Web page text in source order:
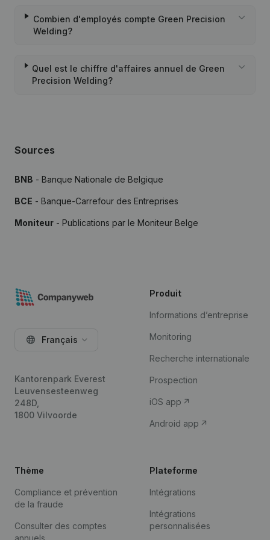
Combien d'employés compte Green Precision
Welding?
Quel est le chiffre d'affaires annuel de Green
Precision Welding?
Sources
BNB - Banque Nationale de Belgique
BCE - Banque-Carrefour des Entreprises
Moniteur - Publications par le Moniteur Belge
Français
Kantorenpark Everest
Leuvensesteenweg
248D,
1800 Vilvoorde
Produit
Informations d’entreprise
Monitoring
Recherche internationale
Prospection
iOS app
Android app
Thème
Compliance et prévention
de la fraude
Consulter des comptes
annuels
Plateforme
Intégrations
Intégrations
personnalisées